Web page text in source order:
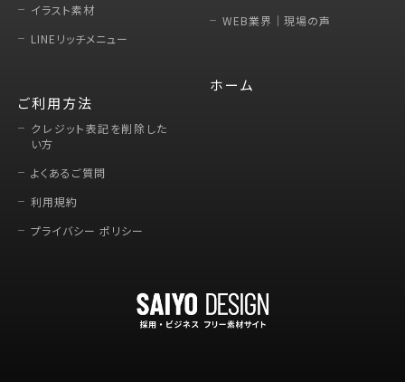
イラスト素材
LINEリッチメニュー
ご利用方法
クレジット表記を削除した
い方
よくあるご質問
利用規約
プライバシー ポリシー
WEB業界｜現場の声
ホーム